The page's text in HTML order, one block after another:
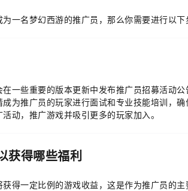
一名梦幻西游的推广员，那么你需要进行以下
一些重要的版本更新中发布推广员招募活动
为推广员的玩家进行面试和专业技能培训，
动，推广游戏并吸引更多的玩家加入。
获得哪些福利
得一定比例的游戏收益，这是作为推广员的